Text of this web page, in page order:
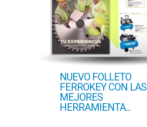
NUEVO FOLLETO
FERROKEY CON LAS
MEJORES
HERRAMIENTA...